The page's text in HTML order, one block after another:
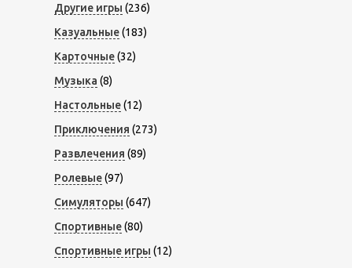
Другие игры (236)
Казуальные(183)
Карточные(32)
Музыка (8)
Настольные(12)
Приключения (273)
Развлечения (89)
Ролевые(97)
Симуляторы (647)
Спортивные(80)
Спортивные игры (12)